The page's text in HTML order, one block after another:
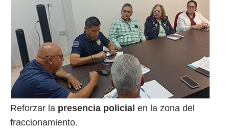
Reforzar la presencia policial en la zona del
fraccionamiento.